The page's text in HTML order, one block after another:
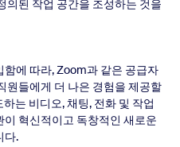
의된 작업 공간을 조성하는 것을
에 따라, Zoom과 같은 공급자
원들에게 더 나은 경험을 제공할
는 비디오, 채팅, 전화 및 작업
혁신적이고 독창적인 새로운
다.